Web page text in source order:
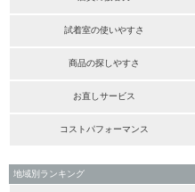
試着室の使いやすさ
商品の探しやすさ
お直しサービス
コストパフォーマンス
地域別ランキング